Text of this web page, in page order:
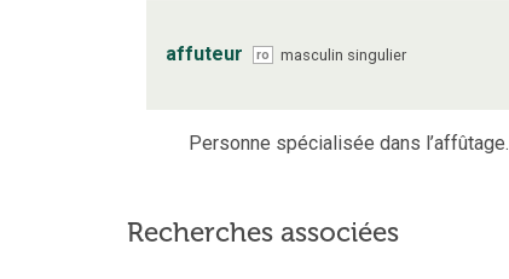
affuteur ro masculin singulier
Personne spécialisée dans l’affûtage.
Recherches associées